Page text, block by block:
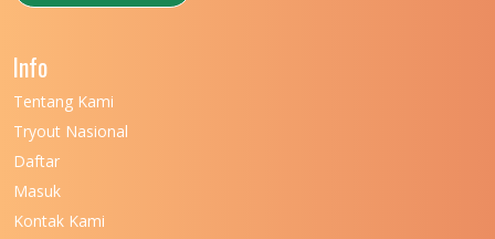
Info
Tentang Kami
Tryout Nasional
Daftar
Masuk
Kontak Kami